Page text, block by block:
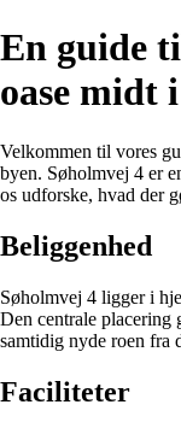
En guide
oase midt
Velkommen til vores
byen. Søholmvej 4 er
os udforske, hvad der
Beliggenhed
Søholmvej 4 ligger i
Den centrale placering
samtidig nyde roen fra
Faciliteter